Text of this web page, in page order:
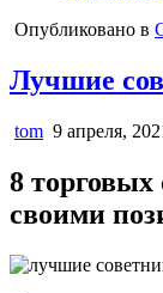
Опубликовано в
Лучшие
tom 9 апреля,
8 торговых
своими